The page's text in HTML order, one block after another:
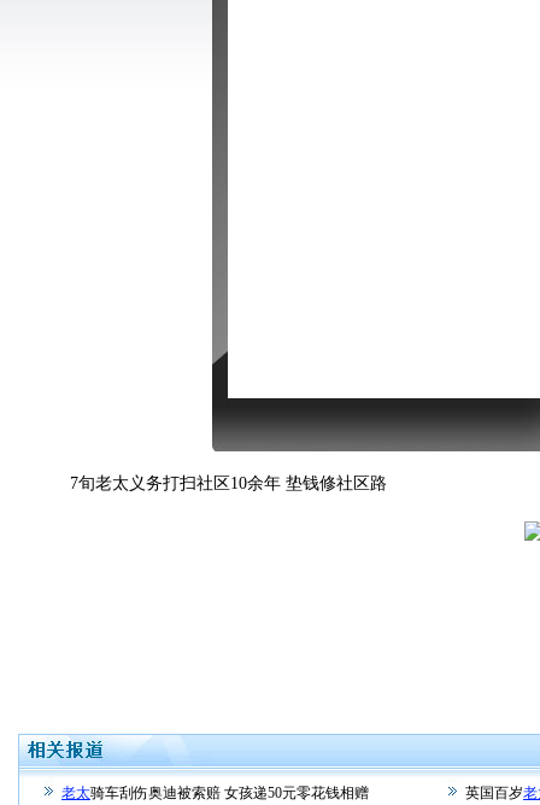
7旬老太义务打扫社区10余年 垫钱修社区路
老太骑车刮伤奥迪被索赔 女孩递50元零花钱相赠 英国百岁